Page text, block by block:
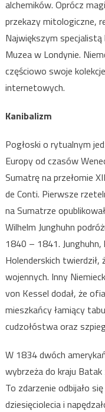
alchemików. Oprócz
przekazy mitologiczne,
Największym
Muzea w Londynie.
częściowo swoje
internetowych.
Kanibalizm
Pogłoski o rytualnym
Europy od czasów
Sumatrę na przełomie
de Conti. Pierwsze
na Sumatrze
Wilhelm Junghuhn
1840 – 1841. Junghuhn,
Holenderskich
wojennych. Inny
von Kessel dodał, że
mieszkańcy łamiący
cudzołóstwa oraz
W 1834 dwóch
wybrzeża do kraju
To zdarzenie odbijało
dziesięciolecia i